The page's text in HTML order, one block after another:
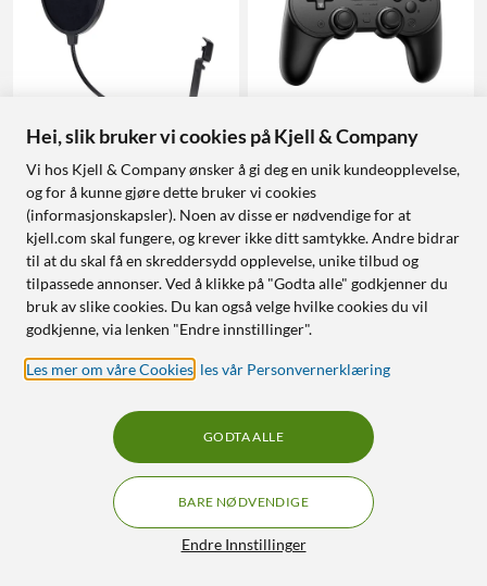
Luxorparts
Popfilter med svanehals
4.0 (21)
229 90
Demper pustelyder ved sang
og tale
20+ st
8Bitdo
Pro 2 Bluetooth Hall
Edition Håndkontroller
Svart
4.5 (25)
49990
Finnes i 3 varianter
Bytt profil direkte på
For Nintendo Switch, iOS,
PC og Apple TV
4
Hei, slik bruker vi cookies på Kjell & Company
Vi hos Kjell & Company ønsker å gi deg en unik kundeopplevelse,
og for å kunne gjøre dette bruker vi cookies
(informasjonskapsler). Noen av disse er nødvendige for at
kjell.com skal fungere, og krever ikke ditt samtykke. Andre bidrar
til at du skal få en skreddersydd opplevelse, unike tilbud og
tilpassede annonser. Ved å klikke på "Godta alle" godkjenner du
bruk av slike cookies. Du kan også velge hvilke cookies du vil
godkjenne, via lenken "Endre innstillinger".
Les mer om våre Cookies les vår Personvernerklæring
Endre Innstillinger
BARE NØDVENDIGE
GODTA ALLE